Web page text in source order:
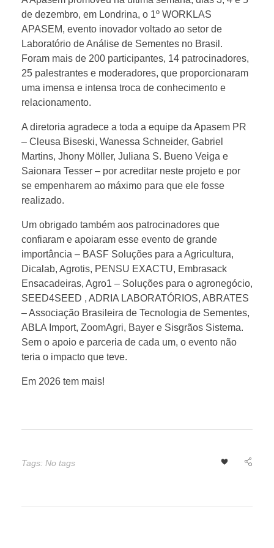
W
o
r
k
L
a
s
A
p
a
s
m
de dezembro, em Londrina, o 1º WORKLAS
APASEM, evento inovador voltado ao setor de
Laboratório de Análise de Sementes no Brasil.
Foram mais de 200 participantes, 14 patrocinadores,
25 palestrantes e moderadores, que proporcionaram
uma imensa e intensa troca de conhecimento e
relacionamento.
A diretoria agradece a toda a equipe da Apasem PR
– Cleusa Biseski, Wanessa Schneider, Gabriel
Martins, Jhony Möller, Juliana S. Bueno Veiga e
Saionara Tesser – por acreditar neste projeto e por
se empenharem ao máximo para que ele fosse
realizado.
Um obrigado também aos patrocinadores que
confiaram e apoiaram esse evento de grande
importância – BASF Soluções para a Agricultura,
Dicalab, Agrotis, PENSU EXACTU, Embrasack
Ensacadeiras, Agro1 – Soluções para o agronegócio,
SEED4SEED , ADRIA LABORATÓRIOS, ABRATES
– Associação Brasileira de Tecnologia de Sementes,
ABLA Import, ZoomAgri, Bayer e Sisgrãos Sistema.
Sem o apoio e parceria de cada um, o evento não
teria o impacto que teve.
Em 2026 tem mais!
Tags: No tags